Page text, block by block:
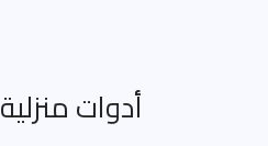
أدوات منزلية